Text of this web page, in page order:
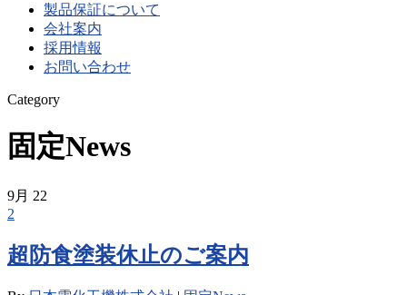
製品保証について
会社案内
採用情報
お問い合わせ
Category
固定News
9月 22
2
超防食塗装休止のご案内